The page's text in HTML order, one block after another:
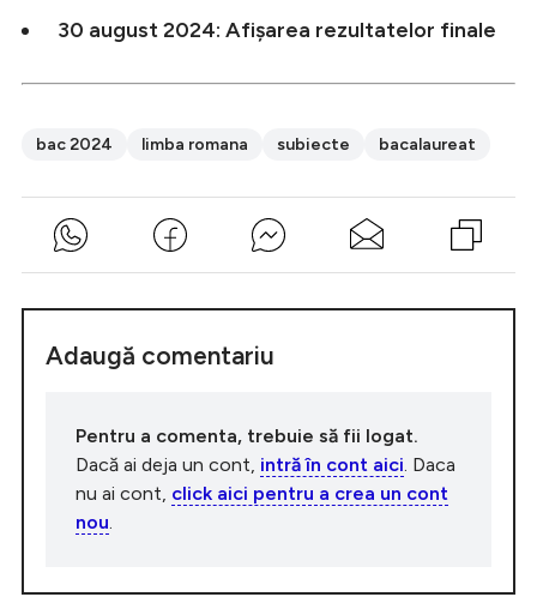
30 august 2024: Afișarea rezultatelor finale
bac 2024 limba romana subiecte bacalaureat
Adaugă comentariu
Pentru a comenta, trebuie să fii logat.
Dacă ai deja un cont, intră în cont aici . Daca
nu ai cont, click aici pentru a crea un cont
nou